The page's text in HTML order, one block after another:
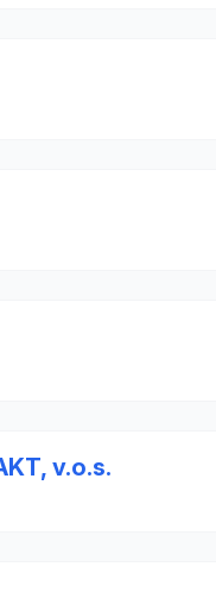
v.o.s.